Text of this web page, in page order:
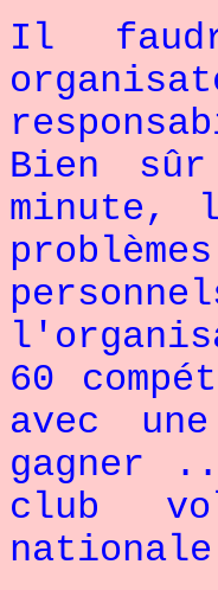
Il
Bien
minute,
60
avec
gagner
club